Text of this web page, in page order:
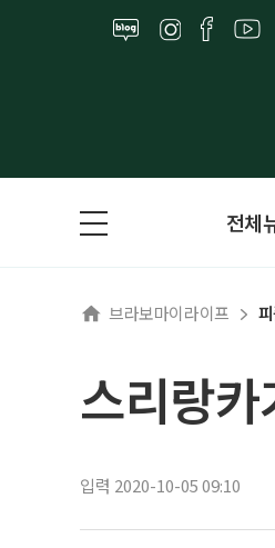
전체
브라보마이라이프
스리랑
입력 2020-10-05 09:10